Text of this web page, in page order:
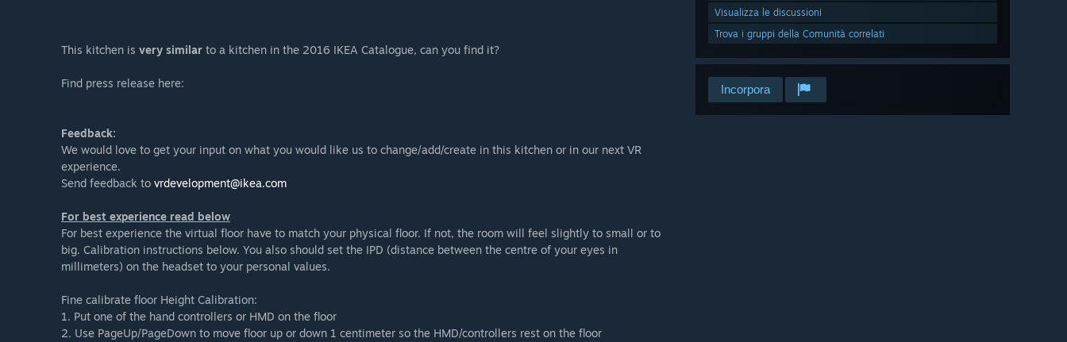
Visualizza le discussioni
Trova i gruppi della Comunità correlati
Incorpora
This kitchen is very similar to a kitchen in the 2016 IKEA Catalogue, can you find it?
Find press release here:
Feedback:
We would love to get your input on what you would like us to change/add/create in this kitchen or in our next VR
experience.
Send feedback to vrdevelopment@ikea.com
For best experience read below
For best experience the virtual floor have to match your physical floor. If not, the room will feel slightly to small or to
big. Calibration instructions below. You also should set the IPD (distance between the centre of your eyes in
millimeters) on the headset to your personal values.
Fine calibrate floor Height Calibration:
1. Put one of the hand controllers or HMD on the floor
2. Use PageUp/PageDown to move floor up or down 1 centimeter so the HMD/controllers rest on the floor